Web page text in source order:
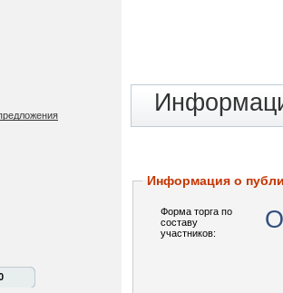
Информация о
Форма торга по
составу
участников: